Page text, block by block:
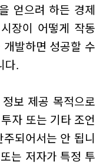
얻으려 하든 경제
장이 어떻게 작동
발하면 성공할 수
다.
보 제공 목적으로
자 또는 기타 조언
되어서는 안 됩니
는 저자가 특정 투